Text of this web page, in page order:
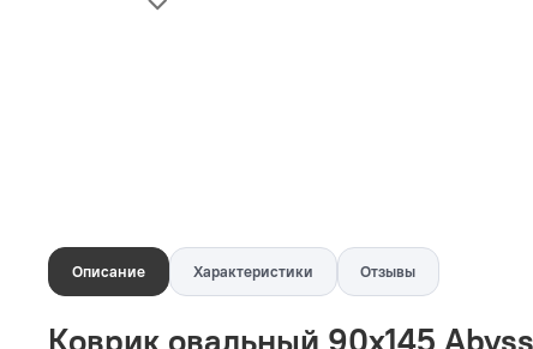
Описание Характеристики Отзывы